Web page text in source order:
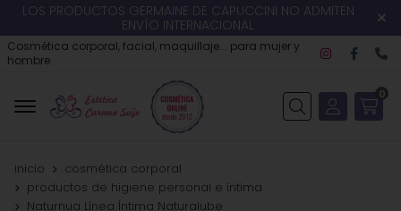
LOS PRODUCTOS GERMAINE DE CAPUCCINI NO ADMITEN
ENVÍO INTERNACIONAL
Cosmética corporal, facial, maquillaje... para mujer y
hombre
Buscar
0
inicio
cosmética corporal
productos de higiene personal e íntima
Naturnua Línea Íntima Naturalube